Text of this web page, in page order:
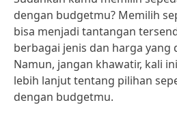
dengan budgetmu? Memilih
bisa menjadi tantangan
berbagai jenis dan harga yang
Namun, jangan khawatir, kali
lebih lanjut tentang pilihan
dengan budgetmu.